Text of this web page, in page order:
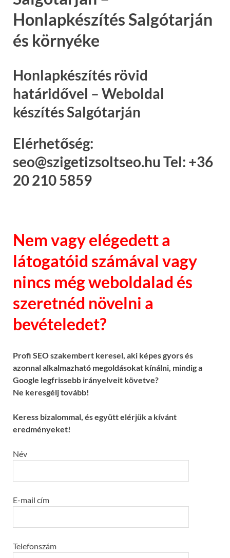
Honlapkészítés Salgótarján
és környéke
Honlapkészítés rövid
határidővel – Weboldal
készítés Salgótarján
Elérhetőség:
seo@szigetizsoltseo.hu Tel: +36
20 210 5859
Nem vagy elégedett a
látogatóid számával vagy
nincs még weboldalad és
szeretnéd növelni a
bevételedet?
Profi SEO szakembert keresel, aki képes gyors és
azonnal alkalmazható megoldásokat kínálni, mindig a
Google legfrissebb irányelveit követve?
Ne keresgélj tovább!
Keress bizalommal, és együtt elérjük a kívánt
eredményeket!
Név
E-mail cím
Telefonszám